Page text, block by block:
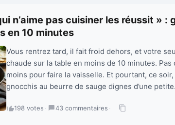
n’aime pas cuisiner les réussit » :
en 10 minutes
Vous rentrez tard, il fait froid dehors, et votre
chaude sur la table en moins de 10 minutes.
moins pour faire la vaisselle. Et pourtant, ce
gnocchis au beurre de sauge dignes d’une
198 votes · 43 commentaires ·